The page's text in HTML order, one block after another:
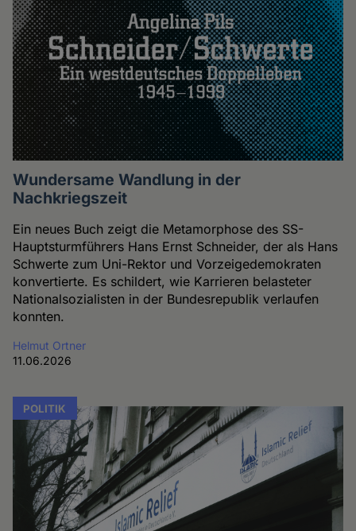
Wundersame Wandlung in der
Nachkriegszeit
Ein neues Buch zeigt die Metamorphose des SS-
Hauptsturmführers Hans Ernst Schneider, der als Hans
Schwerte zum Uni-Rektor und Vorzeigedemokraten
konvertierte. Es schildert, wie Karrieren belasteter
Nationalsozialisten in der Bundesrepublik verlaufen
konnten.
Helmut Ortner
11.06.2026
POLITIK